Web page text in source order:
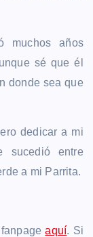
muchos años
sé que él
donde sea que
dedicar a mi
sucedió entre
a mi Parrita.
fanpageaquí. Si